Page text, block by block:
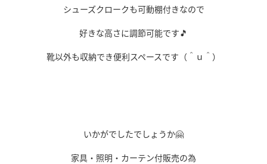
シューズクロークも可動棚付きなので
好きな高さに調節可能です🎵
靴以外も収納でき便利スペースです（＾ｕ＾）
いかがでしたでしょうか🤗
家具・照明・カーテン付販売の為